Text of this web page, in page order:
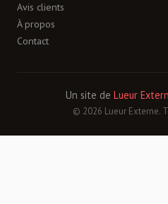
Avis clients
À propos
Contact
Un site de Lueur
© 2026 Lueur Externe.